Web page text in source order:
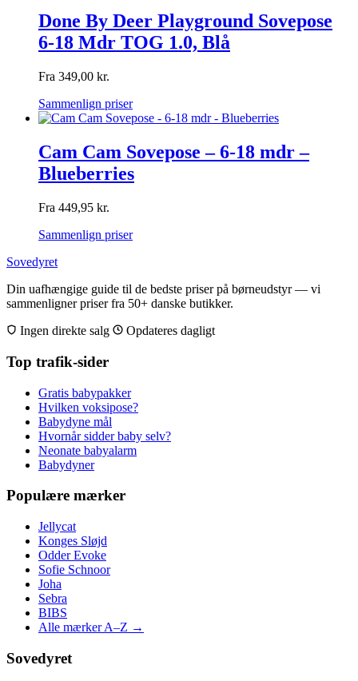
Done By Deer Playground Sovepose
6-18 Mdr TOG 1.0, Blå
Fra 349,00 kr.
Sammenlign priser
Cam Cam Sovepose – 6-18 mdr –
Blueberries
Fra 449,95 kr.
Sammenlign priser
Sovedyret
Din uafhængige guide til de bedste priser på børneudstyr — vi
sammenligner priser fra 50+ danske butikker.
Ingen direkte salg
Opdateres dagligt
Top trafik-sider
Gratis babypakker
Hvilken voksipose?
Babydyne mål
Hvornår sidder baby selv?
Neonate babyalarm
Babydyner
Populære mærker
Jellycat
Konges Sløjd
Odder Evoke
Sofie Schnoor
Joha
Sebra
BIBS
Alle mærker A–Z →
Sovedyret